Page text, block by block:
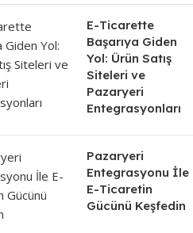
E-Ticarette
Başarıya Giden
Yol: Ürün Satış
Siteleri ve
Pazaryeri
Entegrasyonları
Pazaryeri
Entegrasyonu İle
E-Ticaretin
Gücünü Keşfedin